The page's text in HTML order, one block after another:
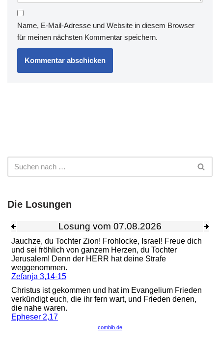
Name, E-Mail-Adresse und Website in diesem Browser
für meinen nächsten Kommentar speichern.
Die Losungen